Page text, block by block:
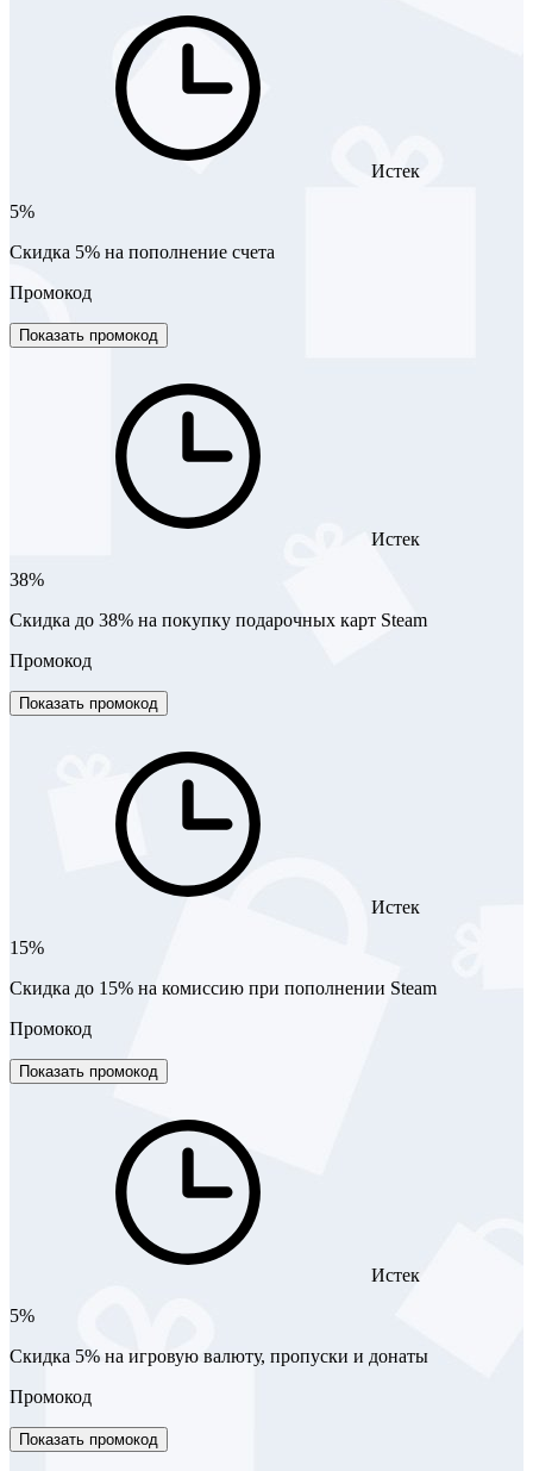
Истек
5%
Скидка 5% на пополнение счета
Промокод
Показать промокод
Истек
38%
Скидка до 38% на покупку подарочных карт Steam
Промокод
Показать промокод
Истек
15%
Скидка до 15% на комиссию при пополнении Steam
Промокод
Показать промокод
Истек
5%
Скидка 5% на игровую валюту, пропуски и донаты
Промокод
Показать промокод